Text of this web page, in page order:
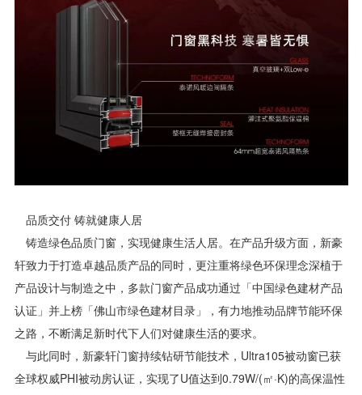
品质交付 铸就健康人居
铸造绿色品质门窗，实现健康生活人居。在产品升级方面，新豪
轩致力于打造卓越品质产品的同时，更注重将绿色环保理念深植于
产品设计与制造之中，多款门窗产品成功通过「中国绿色建材产品
认证」并上榜「佛山市绿色建材目录」，有力地推动品牌节能环保
之路，不断满足新时代下人们对健康生活的要求。
与此同时，新豪轩门窗持续钻研节能技术，Ultra105被动窗已获
全球权威PHI被动房认证，实现了U值达到0.79W/(㎡·K)的高保温性